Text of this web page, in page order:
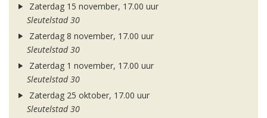
Zaterdag 15 november, 17.00 uur
Sleutelstad 30
Zaterdag 8 november, 17.00 uur
Sleutelstad 30
Zaterdag 1 november, 17.00 uur
Sleutelstad 30
Zaterdag 25 oktober, 17.00 uur
Sleutelstad 30